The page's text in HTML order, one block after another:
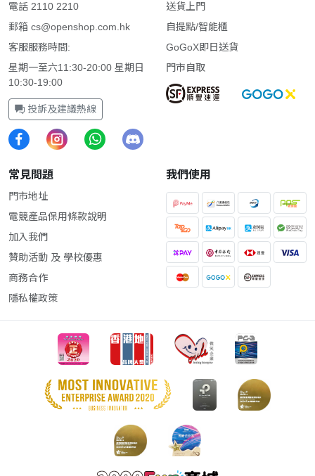
電話 2110 2210
郵箱 cs@openshop.com.hk
客服服務時間:
星期一至六11:30-20:00 星期日
10:30-19:00
投訴及建議熱線
送貨上門
自提點/智能櫃
GoGoX即日送貨
門市自取
常見問題
門市地址
電競產品保用條款說明
加入我們
贊助活動 及 學校優惠
商務合作
隱私權政策
我們使用